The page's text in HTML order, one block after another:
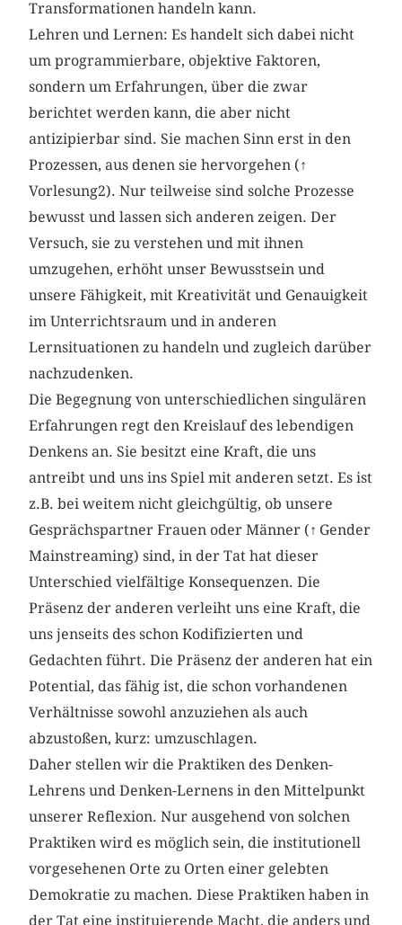
Transformationen handeln kann.
Lehren und Lernen: Es handelt sich dabei nicht
um programmierbare, objektive Faktoren,
sondern um Erfahrungen, über die zwar
berichtet werden kann, die aber nicht
antizipierbar sind. Sie machen Sinn erst in den
Prozessen, aus denen sie hervorgehen (↑
Vorlesung2). Nur teilweise sind solche Prozesse
bewusst und lassen sich anderen zeigen. Der
Versuch, sie zu verstehen und mit ihnen
umzugehen, erhöht unser Bewusstsein und
unsere Fähigkeit, mit Kreativität und Genauigkeit
im Unterrichtsraum und in anderen
Lernsituationen zu handeln und zugleich darüber
nachzudenken.
Die Begegnung von unterschiedlichen singulären
Erfahrungen regt den Kreislauf des lebendigen
Denkens an. Sie besitzt eine Kraft, die uns
antreibt und uns ins Spiel mit anderen setzt. Es ist
z.B. bei weitem nicht gleichgültig, ob unsere
Gesprächspartner Frauen oder Männer (↑ Gender
Mainstreaming) sind, in der Tat hat dieser
Unterschied vielfältige Konsequenzen. Die
Präsenz der anderen verleiht uns eine Kraft, die
uns jenseits des schon Kodifizierten und
Gedachten führt. Die Präsenz der anderen hat ein
Potential, das fähig ist, die schon vorhandenen
Verhältnisse sowohl anzuziehen als auch
abzustoßen, kurz: umzuschlagen.
Daher stellen wir die Praktiken des Denken-
Lehrens und Denken-Lernens in den Mittelpunkt
unserer Reflexion. Nur ausgehend von solchen
Praktiken wird es möglich sein, die institutionell
vorgesehenen Orte zu Orten einer gelebten
Demokratie zu machen. Diese Praktiken haben in
der Tat eine instituierende Macht, die anders und